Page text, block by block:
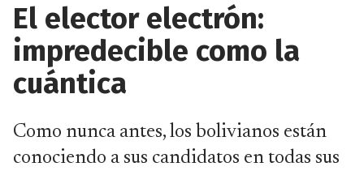
El elector electrón:
impredecible como la
cuántica
Como nunca antes, los bolivianos están
conociendo a sus candidatos en todas sus